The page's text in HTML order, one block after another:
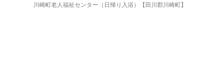
川崎町老人福祉センター（日帰り入浴）【田川郡川崎町】